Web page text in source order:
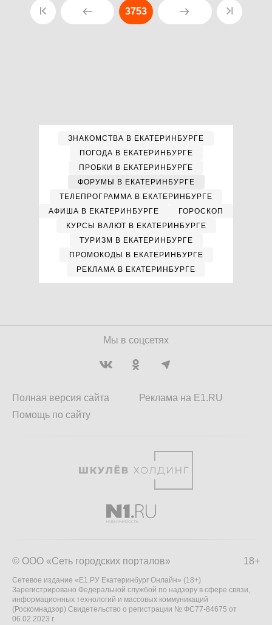
3753
ЗНАКОМСТВА В ЕКАТЕРИНБУРГЕ
ПОГОДА В ЕКАТЕРИНБУРГЕ
ПРОБКИ В ЕКАТЕРИНБУРГЕ
ФОРУМЫ В ЕКАТЕРИНБУРГЕ
ТЕЛЕПРОГРАММА В ЕКАТЕРИНБУРГЕ
АФИША В ЕКАТЕРИНБУРГЕ
ГОРОСКОП
КУРСЫ ВАЛЮТ В ЕКАТЕРИНБУРГЕ
ТУРИЗМ В ЕКАТЕРИНБУРГЕ
ПРОМОКОДЫ В ЕКАТЕРИНБУРГЕ
РЕКЛАМА В ЕКАТЕРИНБУРГЕ
Мы в соцсетях
Полная версия сайта
Помощь по сайту
Реклама на E1.RU
18+
© ООО «Сеть городских порталов»
Сетевое издание «Е1.РУ Екатеринбург Онлайн» (18+)
Зарегистрировано Федеральной службой по надзору в сфере связи,
информационных технологий и массовых коммуникаций
(Роскомнадзор) Свидетельство о регистрации № ФС77-84675 от
06.02.2023 г.